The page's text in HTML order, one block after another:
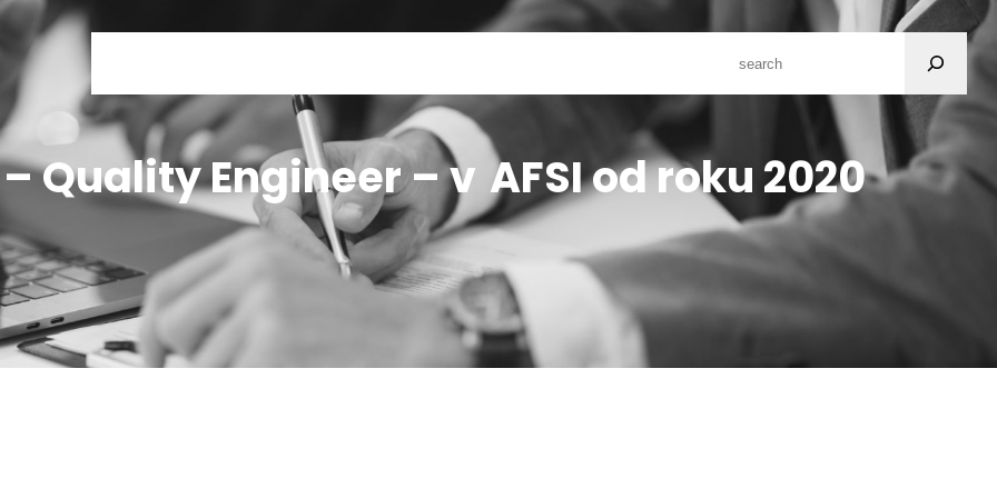
ÚVODNÍ INFORMACE
Quality Engineer – v AFSI od roku 2020